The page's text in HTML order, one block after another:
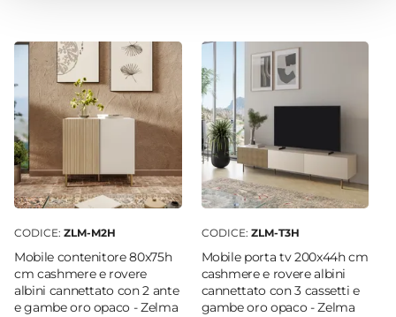
CODICE: ZLM-M2H
Mobile contenitore 80x75h
cm cashmere e rovere
albini cannettato con 2 ante
e gambe oro opaco - Zelma
CODICE: ZLM-T3H
Mobile porta tv 200x44h cm
cashmere e rovere albini
cannettato con 3 cassetti e
gambe oro opaco - Zelma